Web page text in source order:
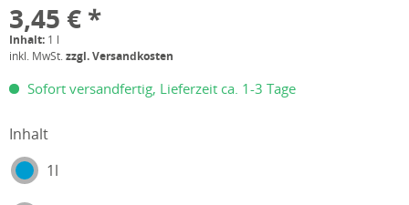
3,45 € *
Inhalt: 1 l
inkl. MwSt.zzgl. Versandkosten
Sofort versandfertig, Lieferzeit ca. 1-3 Tage
Inhalt
1l